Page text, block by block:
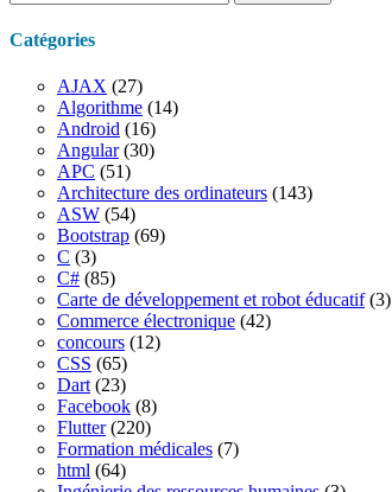
Catégories
AJAX (27)
Algorithme (14)
Android (16)
Angular(30)
APC (51)
Architecture des ordinateurs (143)
ASW (54)
Bootstrap (69)
C (3)
C# (85)
Carte de développement et robot éducatif(3)
Commerce électronique (42)
concours (12)
CSS (65)
Dart (23)
Facebook (8)
Flutter(220)
Formation médicales (7)
html (64)